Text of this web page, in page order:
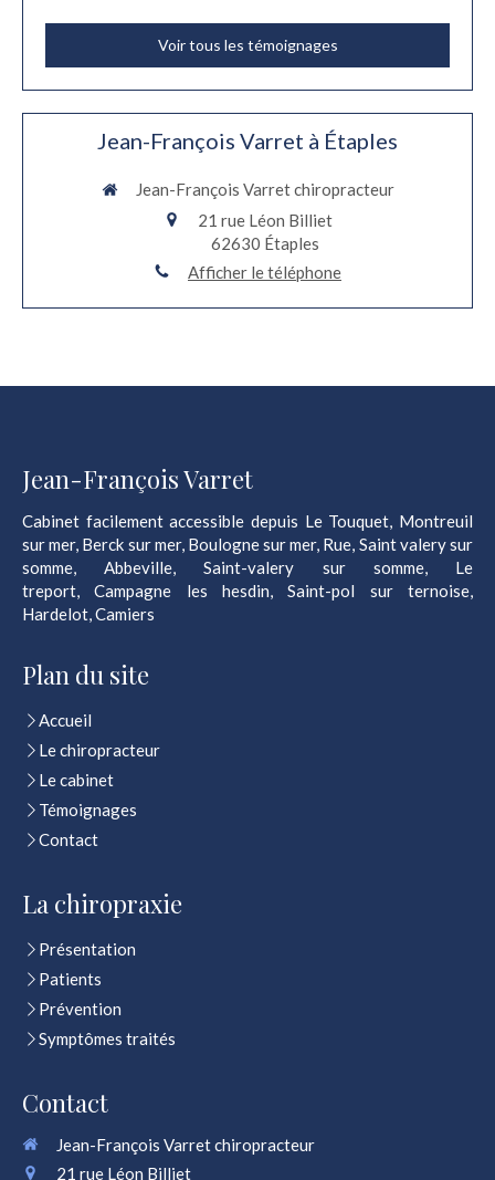
Voir tous les témoignages
Jean-François Varret à Étaples
Jean-François Varret chiropracteur
21 rue Léon Billiet
62630 Étaples
Afficher le téléphone
Jean-François Varret
Cabinet facilement accessible depuis Le Touquet, Montreuil
sur mer, Berck sur mer, Boulogne sur mer, Rue, Saint valery sur
somme, Abbeville, Saint-valery sur somme, Le
treport, Campagne les hesdin, Saint-pol sur ternoise,
Hardelot, Camiers
Plan du site
Accueil
Le chiropracteur
Le cabinet
Témoignages
Contact
La chiropraxie
Présentation
Patients
Prévention
Symptômes traités
Contact
Jean-François Varret chiropracteur
21 rue Léon Billiet